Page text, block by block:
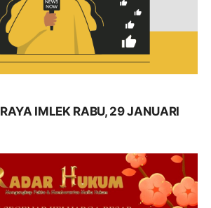
IMLEK RABU, 29 JANUARI